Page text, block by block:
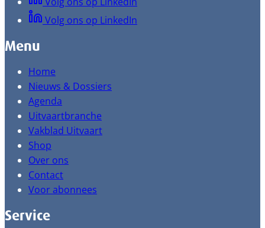
Volg ons op LinkedIn
Menu
Home
Nieuws & Dossiers
Agenda
Uitvaartbranche
Vakblad Uitvaart
Shop
Over ons
Contact
Voor abonnees
Service